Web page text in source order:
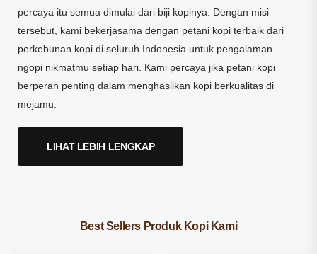
percaya itu semua dimulai dari biji kopinya. Dengan misi
tersebut, kami bekerjasama dengan petani kopi terbaik dari
perkebunan kopi di seluruh Indonesia untuk pengalaman
ngopi nikmatmu setiap hari. Kami percaya jika petani kopi
berperan penting dalam menghasilkan kopi berkualitas di
mejamu.
LIHAT LEBIH LENGKAP
Best Sellers Produk Kopi Kami